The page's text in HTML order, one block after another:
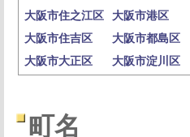
大阪市住之江区
大阪市港区
大阪市住吉区
大阪市都島区
大阪市大正区
大阪市淀川区
町名